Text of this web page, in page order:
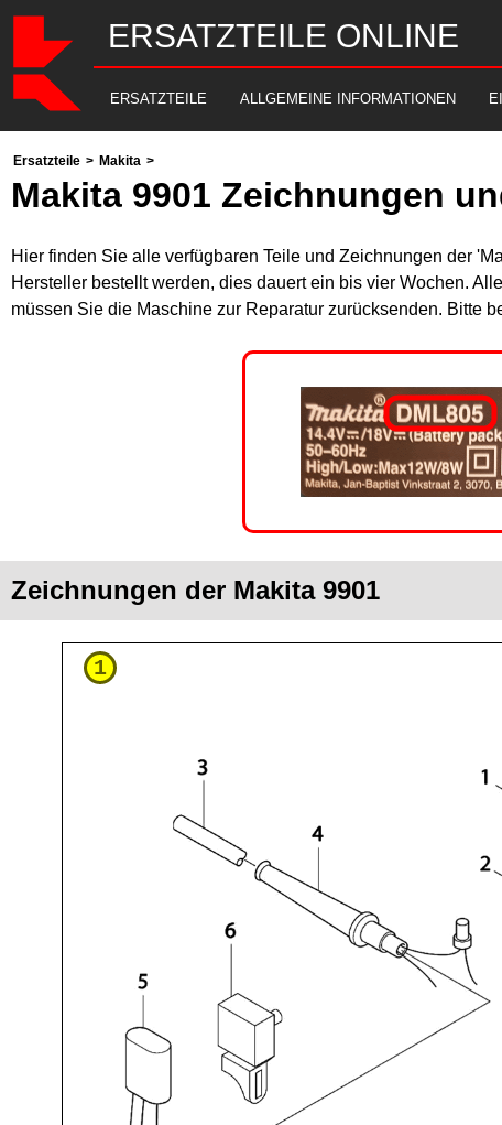
ERSATZTEILE ONLINE
ERSATZTEILE ALLGEMEINE INFORMATIONEN
Ersatzteile > Makita >
Makita 9901 Zeichnungen
Hier finden Sie alle verfügbaren Teile und Zeichnungen der
Hersteller bestellt werden, dies dauert ein bis vier Wochen.
müssen Sie die Maschine zur Reparatur zurücksenden. Bitte
Zeichnungen der Makita 9901
1